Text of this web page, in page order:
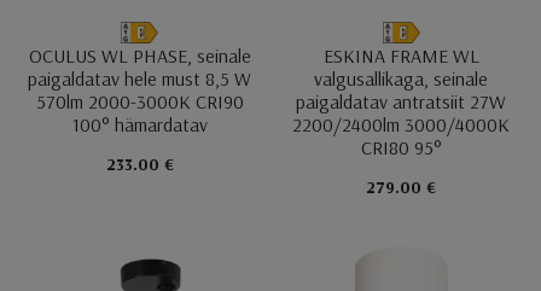
OCULUS WL PHASE, seinale
paigaldatav hele must 8,5 W
570lm 2000-3000K CRI90
100° hämardatav
233.00 €
ESKINA FRAME WL
valgusallikaga, seinale
paigaldatav antratsiit 27W
2200/2400lm 3000/4000K
CRI80 95°
279.00 €